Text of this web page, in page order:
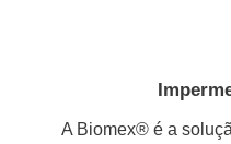
A Biomex® é a